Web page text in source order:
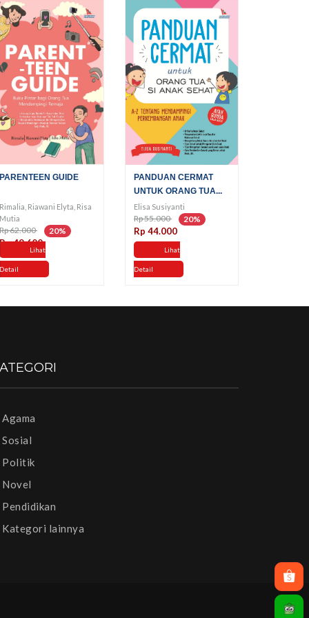
PARENTEEN GUIDE
Rimalia, Riawani Elyta, Risa
Mutia
Rp 62.000 20%
Rp 49.600
Lihat
Detail
PANDUAN CERMAT
UNTUK ORANG TUA...
Elisa Susiyanti
Rp 55.000 20%
Rp 44.000
Lihat
Detail
Agama
Sosial
Politik
Novel
Pendidikan
Kategori lainnya